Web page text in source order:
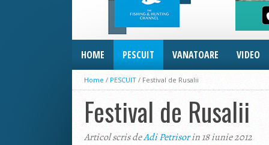
HOME PESCUIT VANATOARE VIDEO
Home / PESCUIT / Festival de Rusalii
Festival de Rusalii
Articol scris deAdi Petrisorin 18 iunie 2012